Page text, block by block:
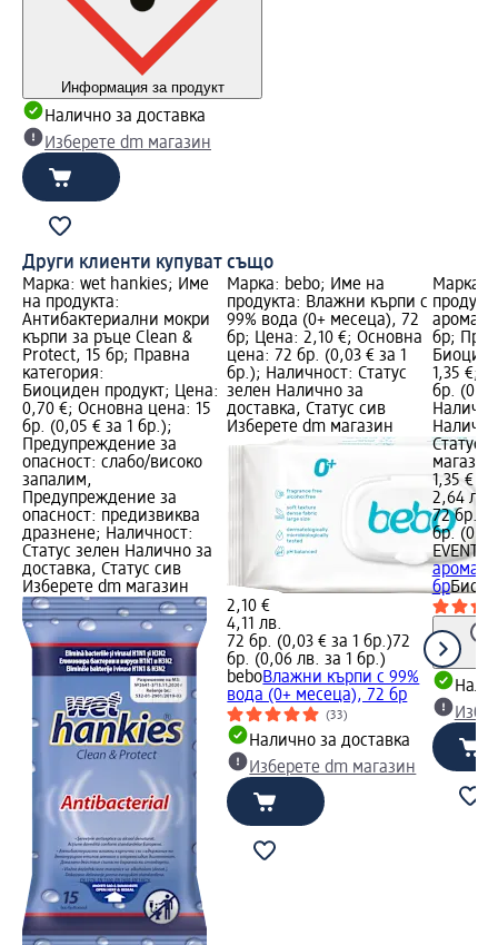
Информация за продукт
Налично за доставка
Изберете dm магазин
Други клиенти купуват също
Марка: wet hankies; Име
на продукта:
Антибактериални мокри
кърпи за ръце Clean &
Protect, 15 бр; Правна
категория:
Биоциден продукт; Цена:
0,70 €; Основна цена: 15
бр. (0,05 € за 1 бр.);
Предупреждение за
опасност: слабо/високо
запалим,
Предупреждение за
опасност: предизвиква
дразнене; Наличност:
Статус зелен Налично за
доставка, Статус сив
Изберете dm магазин
Марка: bebo; Име на
продукта: Влажни кърпи с
99% вода (0+ месеца), 72
бр; Цена: 2,10 €; Основна
цена: 72 бр. (0,03 € за 1
бр.); Наличност: Статус
зелен Налично за
доставка, Статус сив
Изберете dm магазин
2,10 €
4,11 лв.
72 бр. (0,03 € за 1 бр.)72
бр. (0,06 лв. за 1 бр.)
beboВлажни кърпи с 99%
вода (0+ месеца), 72 бр
(33)
Налично за доставка
Изберете dm магазин
Марка:
аромат
бр;
1,35 €;
бр.
Статус
магазин
1,35 €
2,64 лв.
72 бр.
бр.
EVENT
аромат
бр